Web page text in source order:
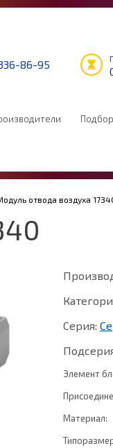
86-95
отвода воздуха
Серия:
Элемент
Материал: